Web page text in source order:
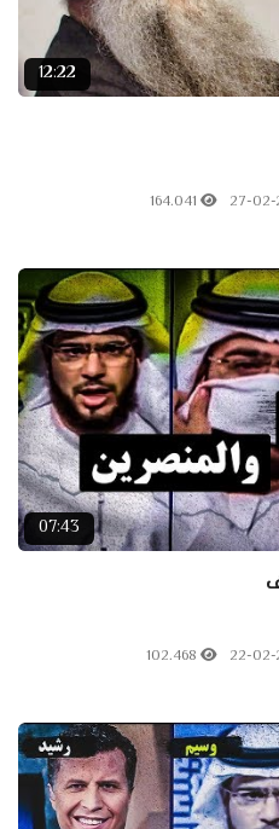
12:22
27-
164.041
07:43
22-
102.468